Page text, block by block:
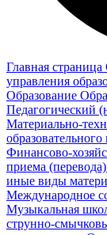
Главная страница
управления
Образование
Педагогический
Материально-
образовательного
Финансово-
приема
иные виды
Международное
Музыкальная
струнно-